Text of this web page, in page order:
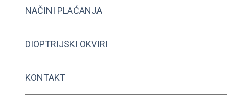
NAČINI PLAĆANJA
DIOPTRIJSKI OKVIRI
KONTAKT